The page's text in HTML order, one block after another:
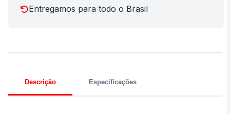
Entregamos para todo o Brasil
Descrição Especificações